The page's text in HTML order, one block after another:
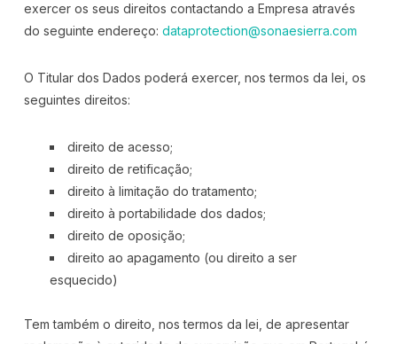
exercer os seus direitos contactando a Empresa através
do seguinte endereço: dataprotection@sonaesierra.com
O Titular dos Dados poderá exercer, nos termos da lei, os
seguintes direitos:
direito de acesso;
direito de retificação;
direito à limitação do tratamento;
direito à portabilidade dos dados;
direito de oposição;
direito ao apagamento (ou direito a ser
esquecido)
Tem também o direito, nos termos da lei, de apresentar